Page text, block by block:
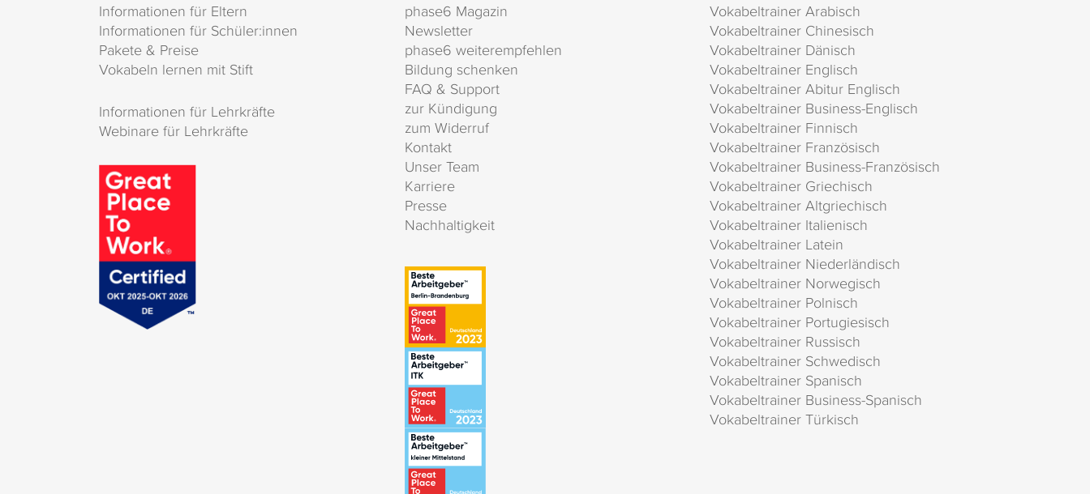
Informationen für Eltern
Informationen für Schüler:innen
Pakete & Preise
Vokabeln lernen mit Stift
Informationen für Lehrkräfte
Webinare für Lehrkräfte
phase6 Magazin
Newsletter
phase6 weiterempfehlen
Bildung schenken
FAQ & Support
zur Kündigung
zum Widerruf
Kontakt
Unser Team
Karriere
Presse
Nachhaltigkeit
Vokabeltrainer Arabisch
Vokabeltrainer Chinesisch
Vokabeltrainer Dänisch
Vokabeltrainer Englisch
Vokabeltrainer Abitur Englisch
Vokabeltrainer Business-Englisch
Vokabeltrainer Finnisch
Vokabeltrainer Französisch
Vokabeltrainer Business-Französisch
Vokabeltrainer Griechisch
Vokabeltrainer Altgriechisch
Vokabeltrainer Italienisch
Vokabeltrainer Latein
Vokabeltrainer Niederländisch
Vokabeltrainer Norwegisch
Vokabeltrainer Polnisch
Vokabeltrainer Portugiesisch
Vokabeltrainer Russisch
Vokabeltrainer Schwedisch
Vokabeltrainer Spanisch
Vokabeltrainer Business-Spanisch
Vokabeltrainer Türkisch